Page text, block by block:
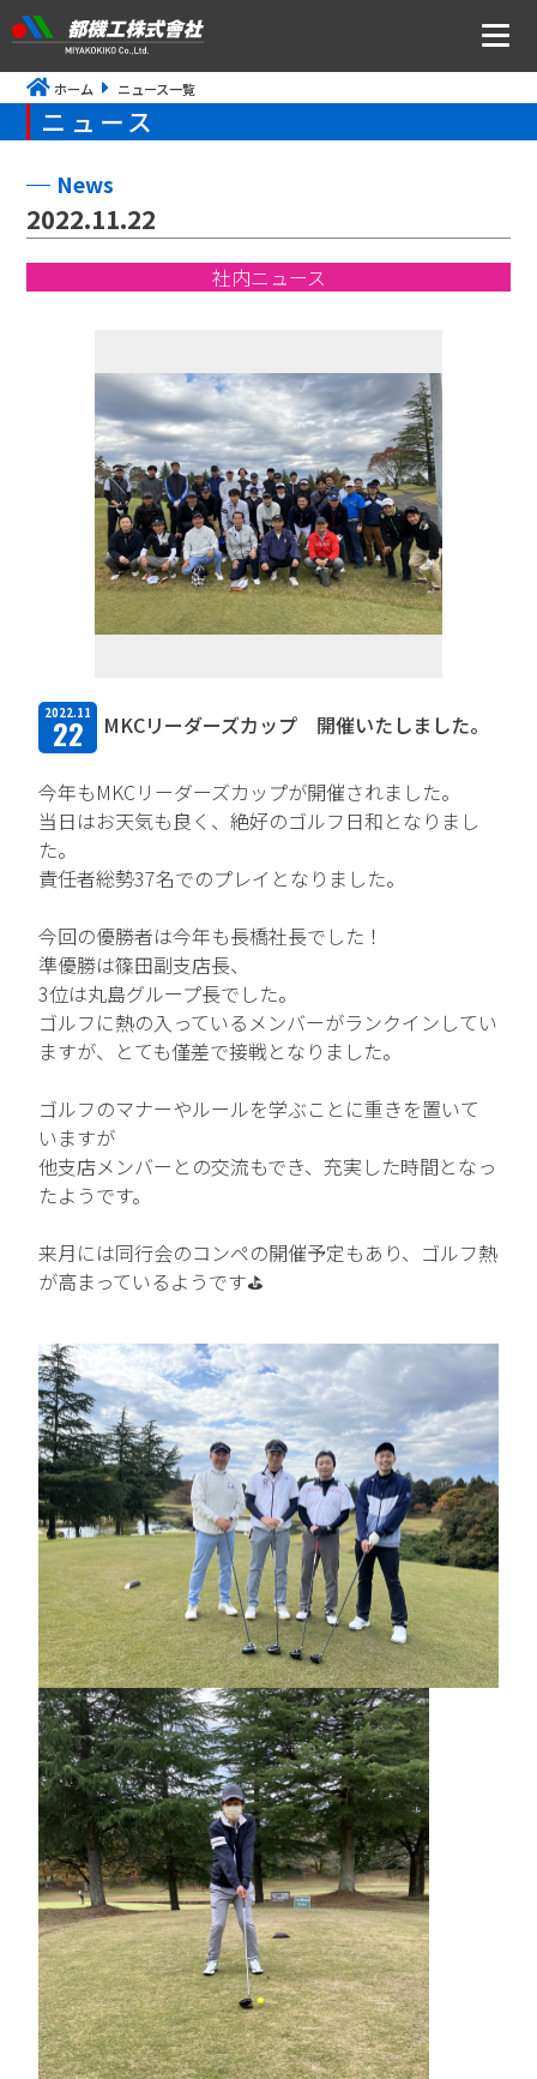
ニュース
トップメッセージ・社是・経営理念
事業所アクセス
CSR・ISOの取り組みについて
TFPについて
取扱商品・メーカー
取扱メーカー一覧
採用情報
会社を知る
社風を知る
制度を知る
中途エントリー
ホーム ニュース一覧
ニュース
News
2022.11.22
社内ニュース
2022.11
22 MKCリーダーズカップ 開催いたしました。
今年もMKCリーダーズカップが開催されました。
当日はお天気も良く、絶好のゴルフ日和となりまし
た。
責任者総勢37名でのプレイとなりました。
今回の優勝者は今年も長橋社長でした！
準優勝は篠田副支店長、
3位は丸島グループ長でした。
ゴルフに熱の入っているメンバーがランクインしてい
ますが、とても僅差で接戦となりました。
ゴルフのマナーやルールを学ぶことに重きを置いて
いますが
他支店メンバーとの交流もでき、充実した時間となっ
たようです。
来月には同行会のコンペの開催予定もあり、ゴルフ熱
が高まっているようです⛳